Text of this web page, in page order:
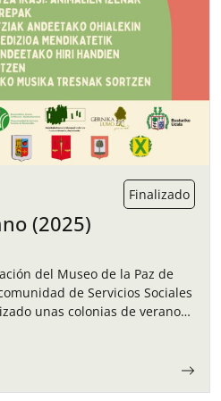
Finalizado
(2025)
del Museo de la Paz de
de Servicios Sociales
unas colonias de verano